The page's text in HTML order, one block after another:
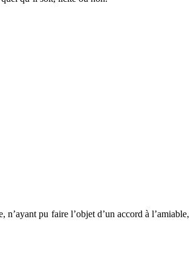
pu faire l’objet d’un accord à l’amiable,